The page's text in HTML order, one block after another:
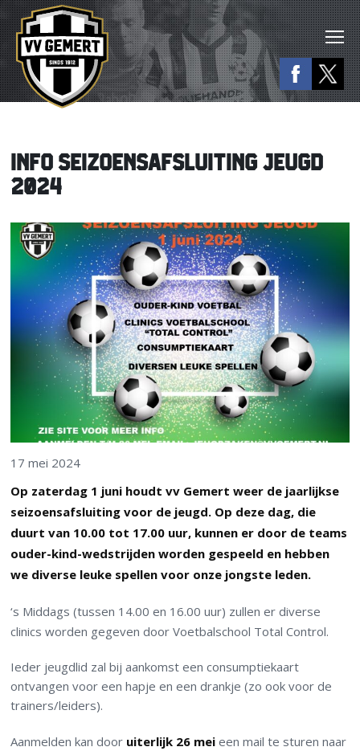
INFO SEIZOENSAFSLUITING JEUGD
2024
17 mei 2024
Op zaterdag 1 juni houdt vv Gemert weer de jaarlijkse
seizoensafsluiting voor de jeugd. Op deze dag, die
duurt van 10.00 tot 17.00 uur, kunnen er door de teams
ouder-kind-wedstrijden worden gespeeld en hebben
we diverse leuke spellen voor onze jongste leden.
‘s Middags (tussen 14.00 en 16.00 uur) zullen er diverse
clinics worden gegeven door Voetbalschool Total Control.
Ieder jeugdlid zal bij aankomst een consumptiekaart
ontvangen voor een hapje en een drankje (zo ook voor de
trainers/leiders).
Aanmelden kan door uiterlijk 26 mei een mail te sturen naar